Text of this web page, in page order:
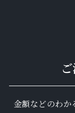
金額などのわか